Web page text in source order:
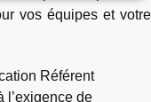
vos équipes et votre
Référent
l’exigence de